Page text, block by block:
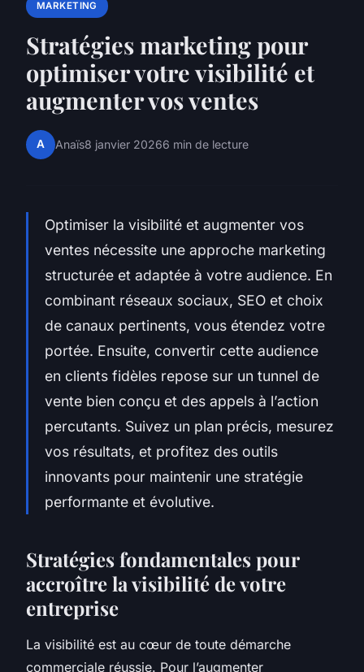
MARKETING
Stratégies marketing pour
optimiser votre visibilité et
augmenter vos ventes
A Anaïs8 janvier 20266 min de lecture
Optimiser la visibilité et augmenter vos
ventes nécessite une approche marketing
structurée et adaptée à votre audience. En
combinant réseaux sociaux, SEO et choix
de canaux pertinents, vous étendez votre
portée. Ensuite, convertir cette audience
en clients fidèles repose sur un tunnel de
vente bien conçu et des appels à l’action
percutants. Suivez un plan précis, mesurez
vos résultats, et profitez des outils
innovants pour maintenir une stratégie
performante et évolutive.
Stratégies fondamentales pour
accroître la visibilité de votre
entreprise
La visibilité est au cœur de toute démarche
commerciale réussie. Pour l’augmenter